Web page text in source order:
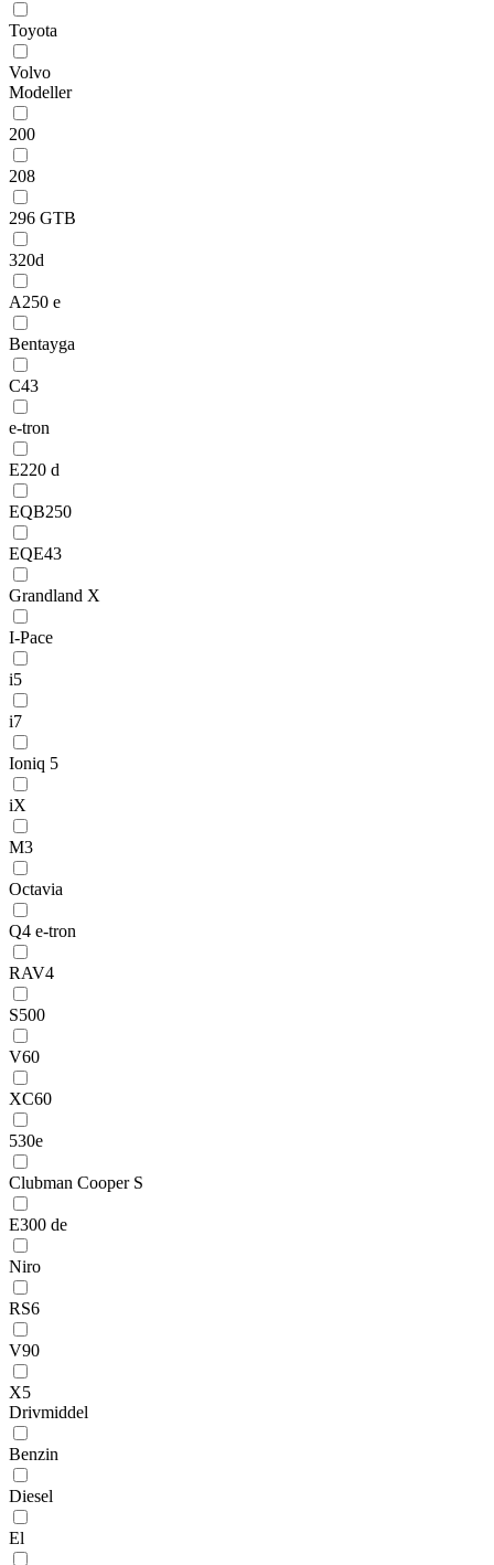
Toyota
Volvo
Modeller
200
208
296 GTB
320d
A250 e
Bentayga
C43
e-tron
E220 d
EQB250
EQE43
Grandland X
I-Pace
i5
i7
Ioniq 5
iX
M3
Octavia
Q4 e-tron
RAV4
S500
V60
XC60
530e
Clubman Cooper S
E300 de
Niro
RS6
V90
X5
Drivmiddel
Benzin
Diesel
El